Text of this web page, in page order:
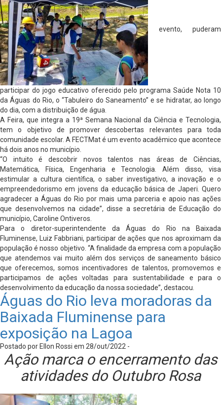
evento, puderam
participar do jogo educativo oferecido pelo programa Saúde Nota 10
da Águas do Rio, o “Tabuleiro do Saneamento” e se hidratar, ao longo
do dia, com a distribuição de água.
A Feira, que integra a 19ª Semana Nacional da Ciência e Tecnologia,
tem o objetivo de promover descobertas relevantes para toda
comunidade escolar. A FECTMat é um evento acadêmico que acontece
há dois anos no município.
“O intuito é descobrir novos talentos nas áreas de Ciências,
Matemática, Física, Engenharia e Tecnologia. Além disso, visa
estimular a cultura científica, o saber investigativo, a inovação e o
empreendedorismo em jovens da educação básica de Japeri. Quero
agradecer a Águas do Rio por mais uma parceria e apoio nas ações
que desenvolvemos na cidade”, disse a secretária de Educação do
município, Caroline Ontiveros.
Para o diretor-superintendente da Águas do Rio na Baixada
Fluminense, Luiz Fabbriani, participar de ações que nos aproximam da
população é nosso objetivo. “A finalidade da empresa com a população
que atendemos vai muito além dos serviços de saneamento básico
que oferecemos, somos incentivadores de talentos, promovemos e
participamos de ações voltadas para sustentabilidade e para o
desenvolvimento da educação da nossa sociedade”, destacou.
Águas do Rio leva moradoras da
Baixada Fluminense para
exposição na Lagoa
Postado por Ellon Rossi em 28/out/2022 -
Ação marca o encerramento das
atividades do Outubro Rosa